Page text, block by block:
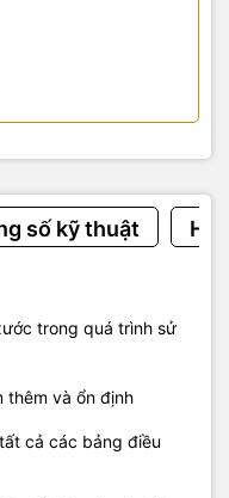
số kỹ thuật
trong quá trình sử
thêm và ổn định
tất cả các bảng điều